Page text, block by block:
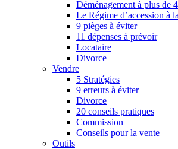
Déménagement à plus de
Le Régime d’accession à
9 pièges à éviter
11 dépenses à prévoir
Locataire
Divorce
Vendre
5 Stratégies
9 erreurs à éviter
Divorce
20 conseils pratiques
Commission
Conseils pour la vente
Outils